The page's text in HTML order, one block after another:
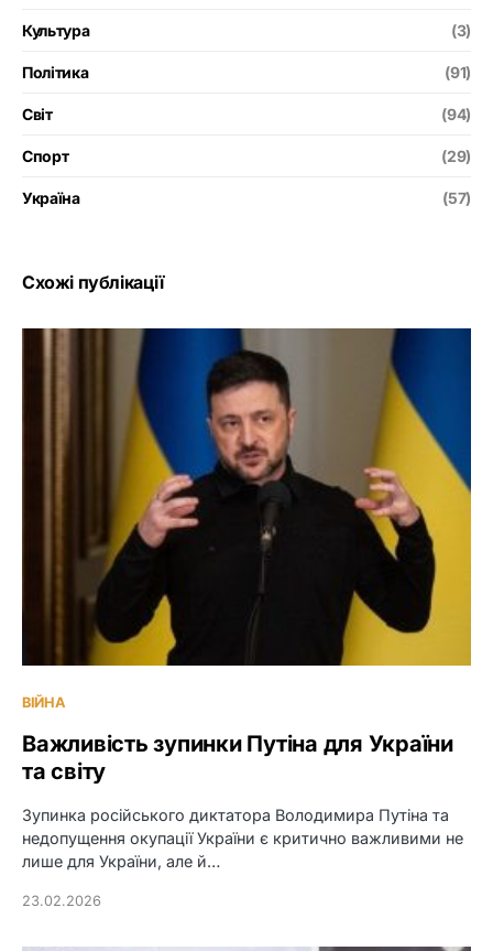
Культура (3)
Політика (91)
Світ (94)
Спорт (29)
Україна (57)
Схожі публікації
ВІЙНА
Важливість зупинки Путіна для України
та світу
Зупинка російського диктатора Володимира Путіна та
недопущення окупації України є критично важливими не
лише для України, але й…
23.02.2026